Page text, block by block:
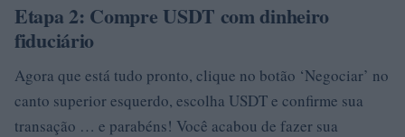
Etapa 2: Compre USDT com dinheiro
fiduciário
Agora que está tudo pronto, clique no botão ‘Negociar’ no
canto superior esquerdo, escolha USDT e confirme sua
transação … e parabéns! Você acabou de fazer sua